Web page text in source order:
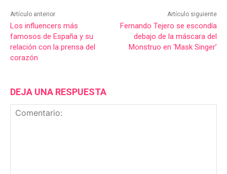
Artículo anterior
Los influencers más
famosos de España y su
relación con la prensa del
corazón
Artículo siguiente
Fernando Tejero se escondía
debajo de la máscara del
Monstruo en ‘Mask Singer’
DEJA UNA RESPUESTA